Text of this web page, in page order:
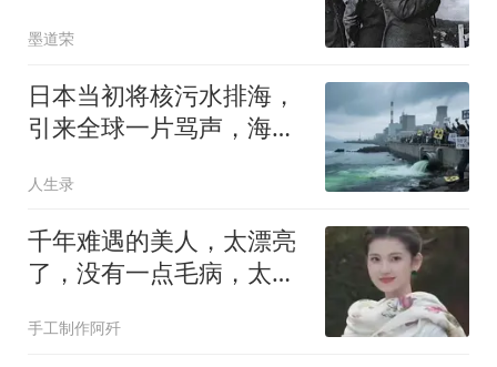
墨道荣
日本当初将核污水排海，
引来全球一片骂声，海鲜
去，其水产品出口不但没
崩，反而创下4231亿日元
的历史新高。
人生录
千年难遇的美人，太漂亮
了，没有一点毛病，太完
手工制作阿歼